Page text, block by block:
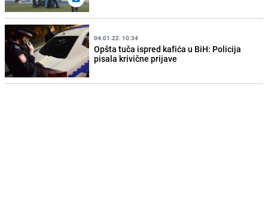
04.01.22. 10:34
Opšta tuča ispred kafića u BiH: Policija
pisala krivične prijave